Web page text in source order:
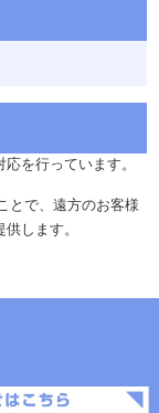
を行っています。
とで、遠方のお客様
します。